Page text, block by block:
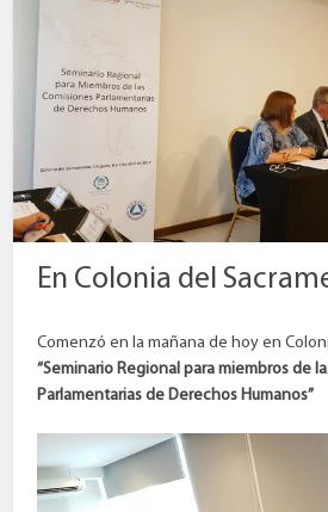
En Colonia del
Comenzó en la mañana de hoy en
“Seminario Regional para miembros de
Parlamentarias de Derechos Humanos”